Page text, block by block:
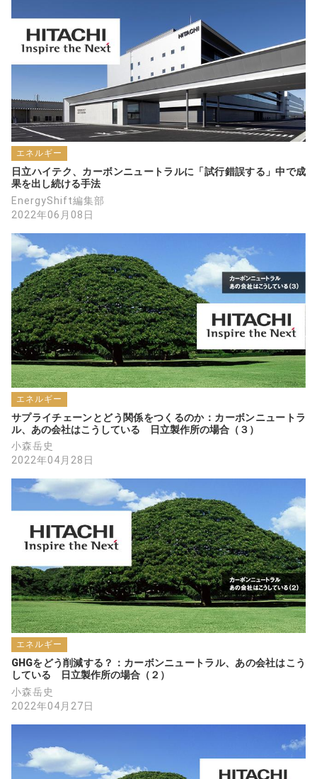
エネルギー
日立ハイテク、カーボンニュートラルに「試行錯誤する」中で成
果を出し続ける手法
EnergyShift編集部
2022年06月08日
エネルギー
サプライチェーンとどう関係をつくるのか：カーボンニュートラ
ル、あの会社はこうしている　日立製作所の場合（３）
小森岳史
2022年04月28日
エネルギー
GHGをどう削減する？：カーボンニュートラル、あの会社はこう
している　日立製作所の場合（２）
小森岳史
2022年04月27日